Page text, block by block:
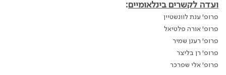
ועדה לקשרים בינלאומיים:
פרופ' ענת לוונשטיין
פרופ' אורה פלטיאל
פרופ' רענן שמיר
פרופ' רן בליצר
פרופ' אלי שפרכר